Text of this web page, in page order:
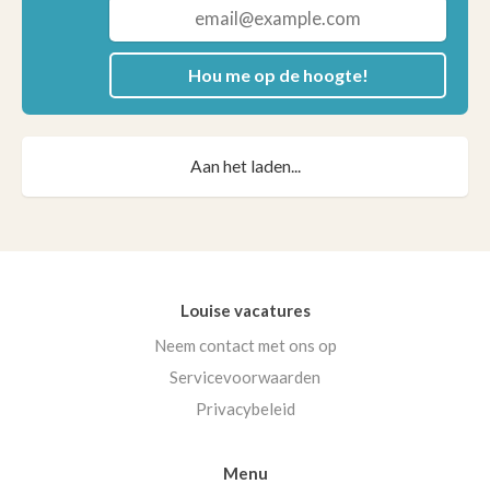
Hou me op de hoogte!
Aan het laden...
Louise vacatures
Neem contact met ons op
Servicevoorwaarden
Privacybeleid
Menu